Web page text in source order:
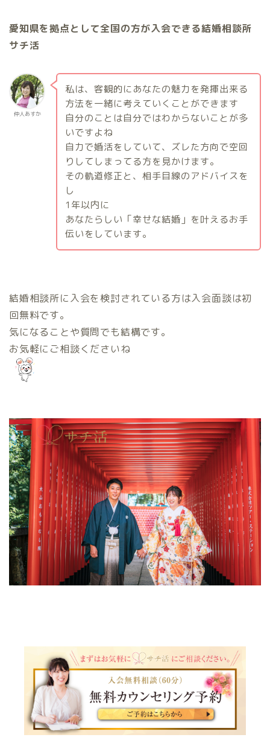
愛知県を拠点として全国の方が入会できる結婚相談所
サチ活
仲人あすか
私は、客観的にあなたの魅力を発揮出来る
方法を一緒に考えていくことができます
自分のことは自分ではわからないことが多
いですよね
自力で婚活をしていて、ズレた方向で空回
りしてしまってる方を見かけます。
その軌道修正と、相手目線のアドバイスを
し
1 年以内に
あなたらしい「幸せな結婚」を叶えるお手
伝いをしています。
結婚相談所に入会を検討されている方は入会面談は初
回無料です。
気になることや質問でも結構です。
お気軽にご相談くださいね